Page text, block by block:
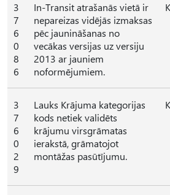
3
7
6
0
8
6
In-Transit atrašanās vietā ir
nepareizas vidējās izmaksas
pēc jaunināšanas no
vecākas versijas uz versiju
2013 ar jauniem
noformējumiem.
3
7
6
0
2
9
Lauks Krājuma kategorijas
kods netiek validēts
krājumu virsgrāmatas
ierakstā, grāmatojot
montāžas pasūtījumu.